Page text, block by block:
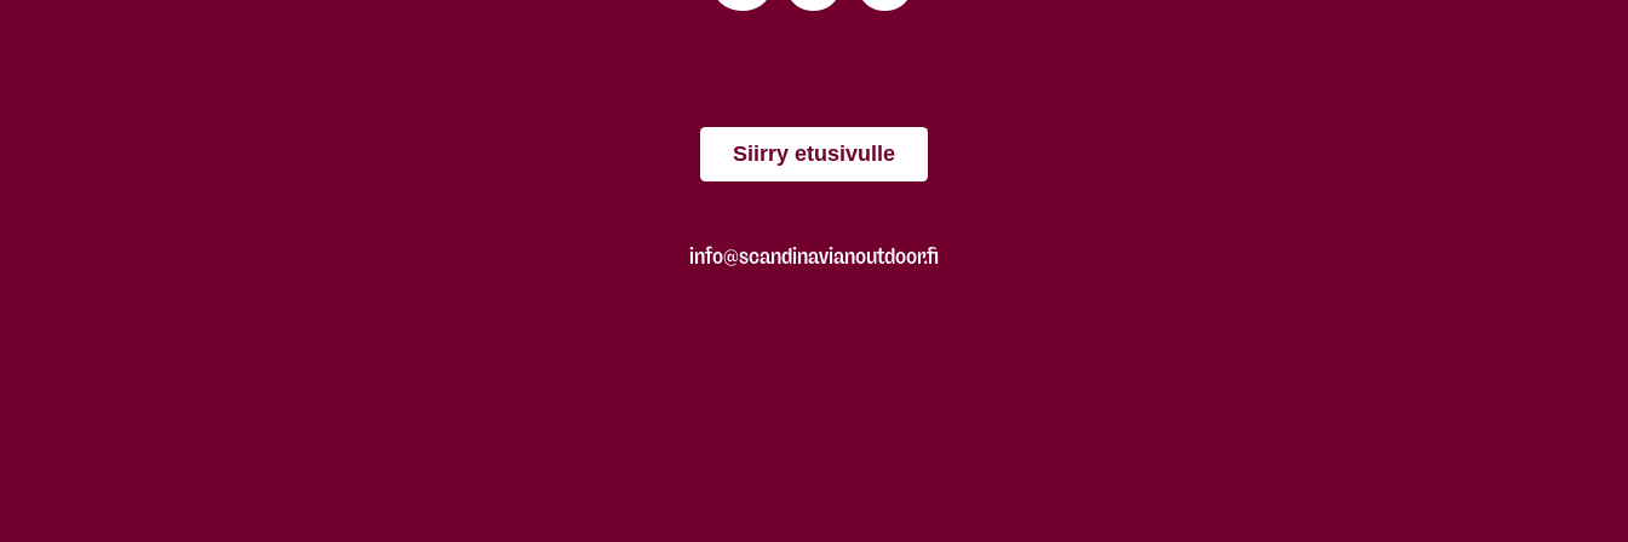
Siirry etusivulle
info@scandinavianoutdoor.fi